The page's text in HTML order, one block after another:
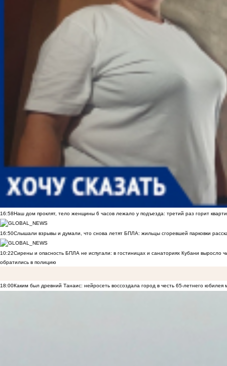
16:58Наш дом проклят, тело женщины 6 часов лежало у подъезда: третий раз горит
16:50Слышали взрывы и думали, что снова летят БПЛА: жильцы сгоревшей парковки
10:22Сирены и опасность БПЛА не испугали: в гостиницах и санаториях Кубани выросло
обратились в полицию
18:00Каким был древний Танаис: нейросеть воссоздала город в честь 65-летнего юбилея